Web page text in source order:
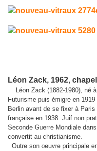
Léon Zack, 1962,
Léon Zack (1882-1980), né
Futurisme puis émigre en
Berlin avant de se fixer à
française en 1938. Juif non
Seconde Guerre Mondiale
convertit au christianisme.
Outre son oeuvre principale